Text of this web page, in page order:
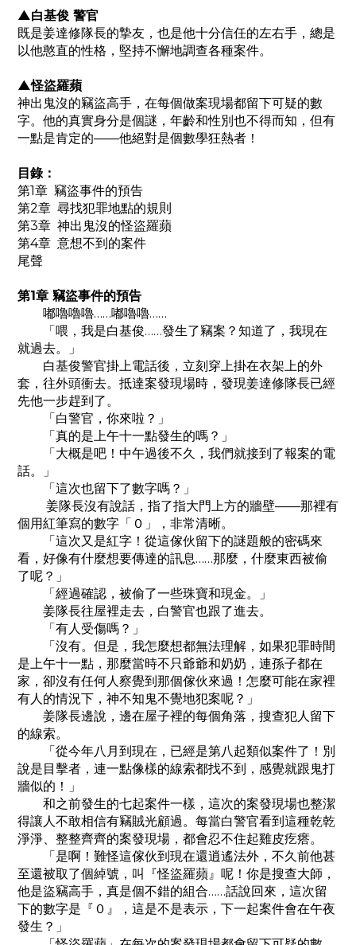
▲白基俊 警官
既是姜達修隊長的摯友，也是他十分信任的左右手，總是
以他憨直的性格，堅持不懈地調查各種案件。
▲怪盜羅蘋
神出鬼沒的竊盜高手，在每個做案現場都留下可疑的數
字。他的真實身分是個謎，年齡和性別也不得而知，但有
一點是肯定的——他絕對是個數學狂熱者！
目錄：
第1章 竊盜事件的預告
第2章 尋找犯罪地點的規則
第3章 神出鬼沒的怪盜羅蘋
第4章 意想不到的案件
尾聲
第1章 竊盜事件的預告
嘟嚕嚕嚕……嘟嚕嚕……
「喂，我是白基俊……發生了竊案？知道了，我現在
就過去。」
白基俊警官掛上電話後，立刻穿上掛在衣架上的外
套，往外頭衝去。抵達案發現場時，發現姜達修隊長已經
先他一步趕到了。
「白警官，你來啦？」
「真的是上午十一點發生的嗎？」
「大概是吧！中午過後不久，我們就接到了報案的電
話。」
「這次也留下了數字嗎？」
姜隊長沒有說話，指了指大門上方的牆壁——那裡有
個用紅筆寫的數字「０」，非常清晰。
「這次又是紅字！從這傢伙留下的謎題般的密碼來
看，好像有什麼想要傳達的訊息……那麼，什麼東西被偷
了呢？」
「經過確認，被偷了一些珠寶和現金。」
姜隊長往屋裡走去，白警官也跟了進去。
「有人受傷嗎？」
「沒有。但是，我怎麼想都無法理解，如果犯罪時間
是上午十一點，那麼當時不只爺爺和奶奶，連孫子都在
家，卻沒有任何人察覺到那個傢伙來過！怎麼可能在家裡
有人的情況下，神不知鬼不覺地犯案呢？」
姜隊長邊說，邊在屋子裡的每個角落，搜查犯人留下
的線索。
「從今年八月到現在，已經是第八起類似案件了！別
說是目擊者，連一點像樣的線索都找不到，感覺就跟鬼打
牆似的！」
和之前發生的七起案件一樣，這次的案發現場也整潔
得讓人不敢相信有竊賊光顧過。每當白警官看到這種乾乾
淨淨、整整齊齊的案發現場，都會忍不住起雞皮疙瘩。
「是啊！難怪這傢伙到現在還逍遙法外，不久前他甚
至還被取了個綽號，叫『怪盜羅蘋』呢！你是搜查大師，
他是盜竊高手，真是個不錯的組合……話說回來，這次留
下的數字是『０』，這是不是表示，下一起案件會在午夜
發生？」